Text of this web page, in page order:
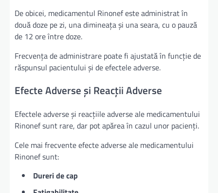
De obicei, medicamentul Rinonef este administrat în
două doze pe zi, una dimineața și una seara, cu o pauză
de 12 ore între doze.
Frecvența de administrare poate fi ajustată în funcție de
răspunsul pacientului și de efectele adverse.
Efecte Adverse și Reacții Adverse
Efectele adverse și reacțiile adverse ale medicamentului
Rinonef sunt rare, dar pot apărea în cazul unor pacienți.
Cele mai frecvente efecte adverse ale medicamentului
Rinonef sunt:
Dureri de cap